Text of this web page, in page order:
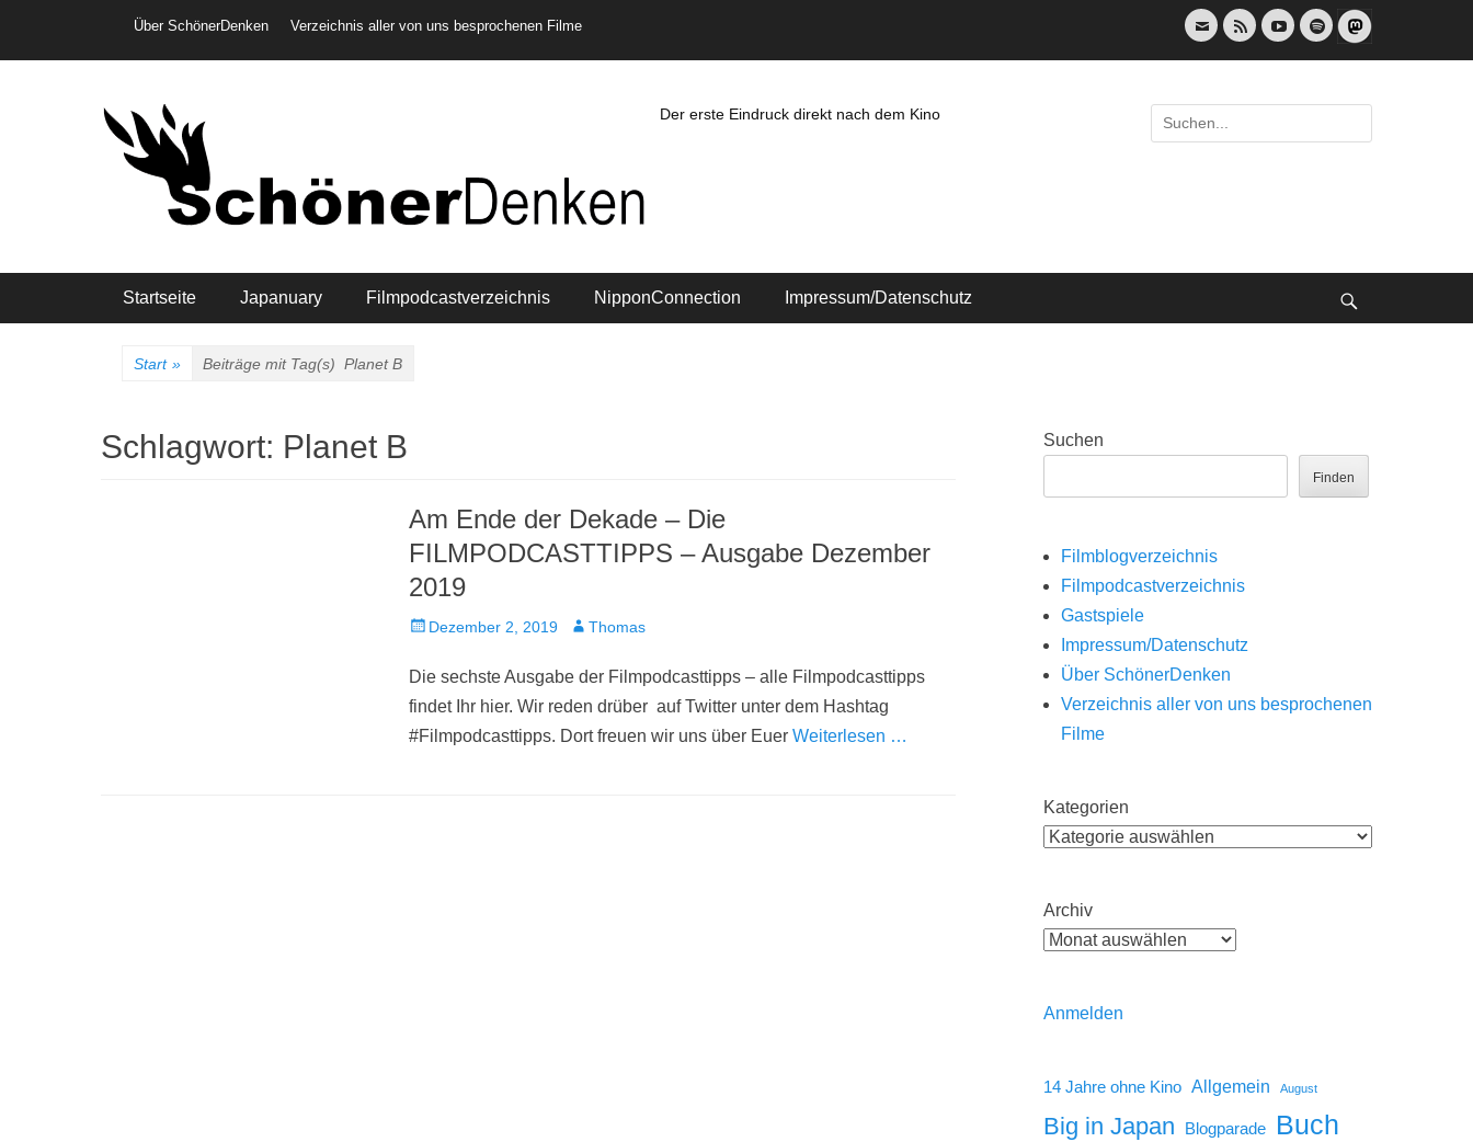
Header-Menü
Über SchönerDenken Verzeichnis aller von uns besprochenen Filme
E-
Mail
Feed YouTubeSpotify
Der erste Eindruck direkt nach dem Kino
Suche
nach:
Hauptmenü
Startseite Japanuary Filmpodcastverzeichnis NipponConnection Impressum/Datenschutz
Start » Beiträge mit Tag(s) Planet B
Schlagwort: Planet B
Am Ende der Dekade – Die
FILMPODCASTTIPPS – Ausgabe Dezember
2019
Veröffentlicht
Dezember 2, 2019 AutorThomas
Die sechste Ausgabe der Filmpodcasttipps – alle Filmpodcasttipps
findet Ihr hier. Wir reden drüber auf Twitter unter dem Hashtag
#Filmpodcasttipps. Dort freuen wir uns über Euer Weiterlesen …
Suchen
Finden
Filmblogverzeichnis
Filmpodcastverzeichnis
Gastspiele
Impressum/Datenschutz
Über SchönerDenken
Verzeichnis aller von uns besprochenen
Filme
Kategorien
Archiv
Anmelden
14 Jahre ohne Kino Allgemein August
Big in Japan Blogparade Buch